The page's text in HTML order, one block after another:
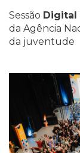
Sessão Digital
da Agência
da juventude